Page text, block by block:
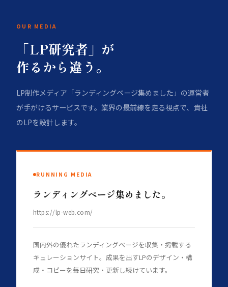
OUR MEDIA
「LP研究者」が
作るから違う。
LP制作メディア「ランディングページ集めました」の運営者
が手がけるサービスです。業界の最前線を走る視点で、貴社
のLPを設計します。
RUNNING MEDIA
ランディングページ集めました。
https://lp-web.com/
国内外の優れたランディングページを収集・掲載する
キュレーションサイト。成果を出すLPのデザイン・構
成・コピーを毎日研究・更新し続けています。